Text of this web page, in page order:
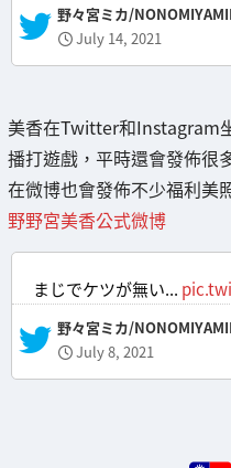
— 野々宮ミカ/
July 14, 2021
美香在Twitter和Instagram
播打遊戲，平時還會發佈很
在微博也會發佈不少福利美
野野宮美香公式微博
まじでケツが無い...
— 野々宮ミカ/
July 8, 2021